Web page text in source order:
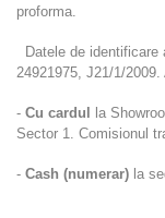
proforma.
Datele de
24921975, J21/1/
- Cu cardul
la
Sector 1. Comisionul
- Cash (numerar) la